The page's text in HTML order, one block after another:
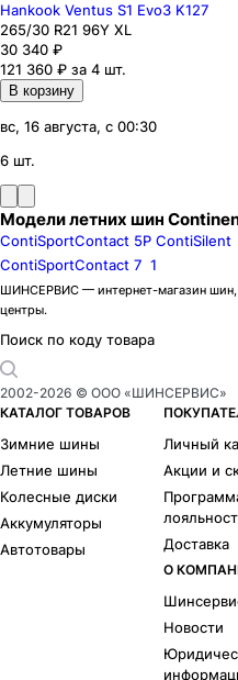
Hankook Ventus S1 Evo3 K127
265/30 R21 96Y XL
30 340 ₽
121 360 ₽ за 4 шт.
В корзину
вс, 16 августа, с 00:30
6 шт.
Модели летних шин
ContiSportContact 5P ContiSilent
ContiSportContact 7 1
ШИНСЕРВИС — интернет-магазин шин,
центры.
Поиск по коду товара
2002-2026 © ООО «ШИНСЕРВИС»
КАТАЛОГ ТОВАРОВ
Зимние шины
Летние шины
Колесные диски
Аккумуляторы
Автотовары
Личный
Акции и
Доставка
О
Новости